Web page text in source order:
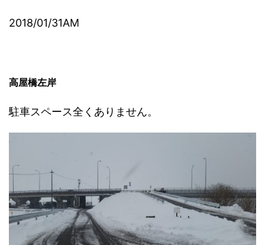
2018/01/31AM
高屋橋左岸
駐車スペース全くありません。